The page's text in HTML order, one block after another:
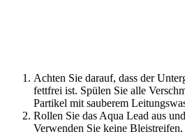
Achten Sie darauf, dass der
fettfrei ist. Spülen Sie alle
Partikel mit sauberem
Rollen Sie das Aqua Lead aus
Verwenden Sie keine